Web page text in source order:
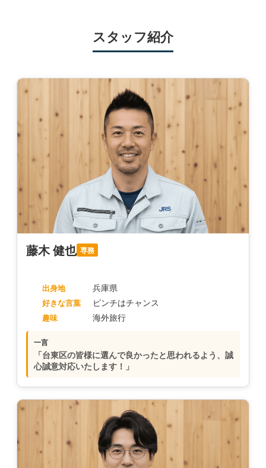
スタッフ紹介
藤木 健也 専務
出身地 兵庫県
好きな言葉 ピンチはチャンス
趣味 海外旅行
一言
「台東区の皆様に選んで良かったと思われるよう、誠
心誠意対応いたします！」